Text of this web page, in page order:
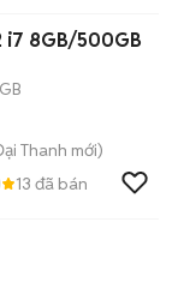
i7 8GB/500GB
Thanh mới)
13 đã bán